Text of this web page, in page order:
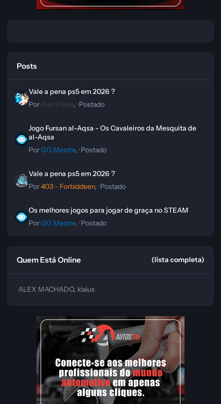
Posts
Vale a pena ps5 em 2026 ?
Por Alan Peixe, ·Postado
Jogo Fursan al-Aqsa - Os Cavaleiros da Mesquita de
al-Aqsa
PorGG Mestre, ·Postado
Vale a pena ps5 em 2026 ?
Por403 - Forbiddeen, ·Postado
Os melhores jogos para jogar de graça no STEAM
PorGG Mestre, ·Postado
Quem Está Online (lista completa)
ALEX MACHADO klaius